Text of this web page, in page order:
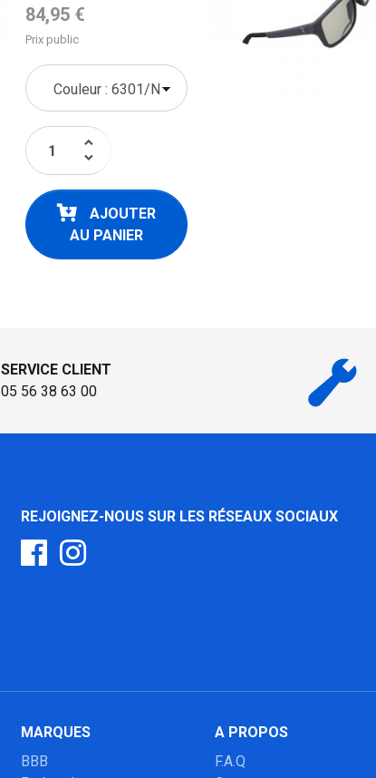
Prix de base
84,95 €
Prix public
keyboard_arrow_up
keyboard_arrow_down
AJOUTER
AU PANIER
SERVICE CLIENT
05 56 38 63 00
REJOIGNEZ-NOUS SUR LES RÉSEAUX SOCIAUX
MARQUES
BBB
A PROPOS
F.A.Q